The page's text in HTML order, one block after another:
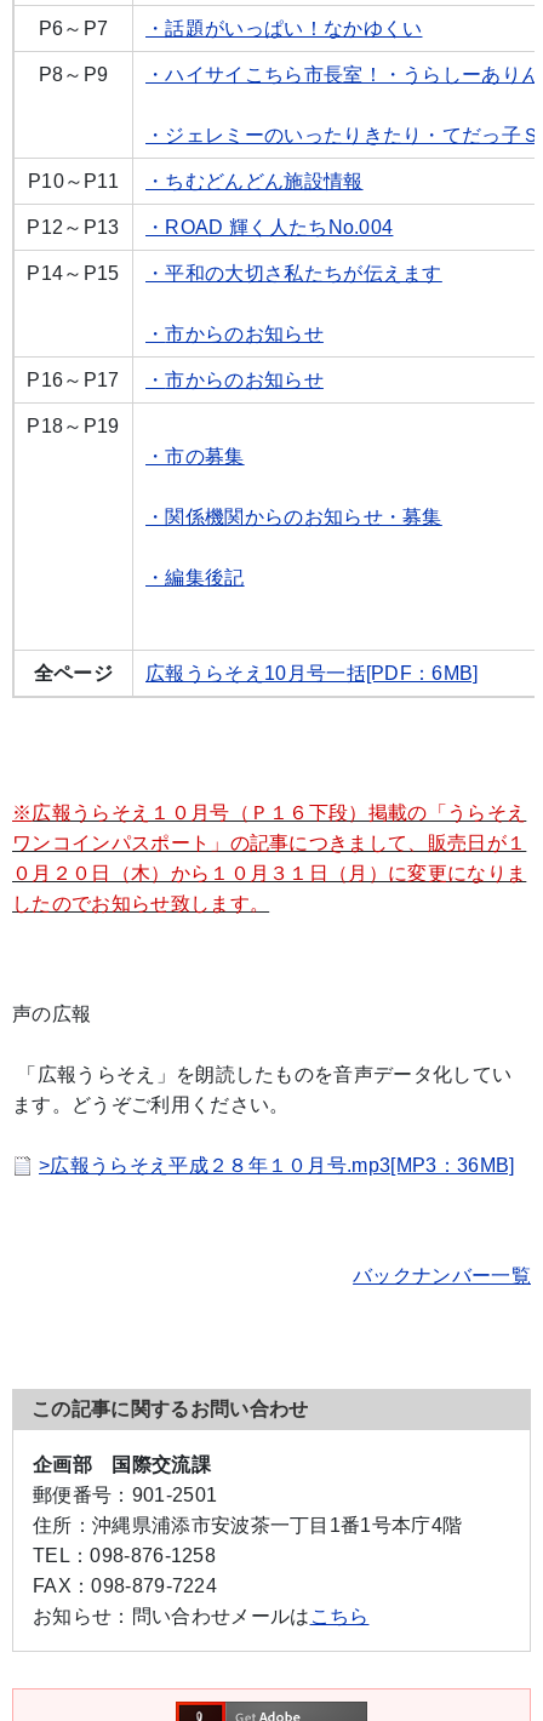
P6～P7 ・話題がいっぱい！なかゆくい
P8～P9 ・ハイサイこちら市長室！・うらしーあり
・ジェレミーのいったりきたり・てだっ子
P10～P11 ・ちむどんどん施設情報
P12～P13 ・ROAD 輝く人たちNo.004
P14～P15 ・平和の大切さ私たちが伝えます
・市からのお知らせ
P16～P17 ・市からのお知らせ
P18～P19
・市の募集
・関係機関からのお知らせ・募集
・編集後記
全ページ 広報うらそえ10月号一括[PDF：6MB]
※ 広報うらそえ１０月号（Ｐ１６下段）掲載の「うらそえ
ワンコインパスポート」の記事につきまして、販売日が１
０月２０日（木）から１０月３１日（月）に変更になりま
したのでお知らせ致します。
声の広報
「広報うらそえ」を朗読したものを音声データ化してい
ます。どうぞご利用ください。
>広報うらそえ平成２８年１０月号.mp3[MP3：36MB]
バックナンバー一覧
この記事に関するお問い合わせ
企画部 国際交流課
郵便番号： 901-2501
住所： 沖縄県浦添市安波茶一丁目1番1号本庁4階
TEL：098-876-1258
FAX：098-879-7224
お知らせ： 問い合わせメールは こちら